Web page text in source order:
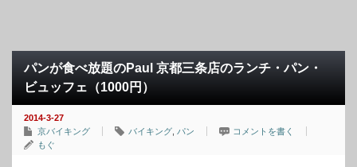
パンが食べ放題のPaul 京都三条店のランチ・パン・
ビュッフェ（1000円）
2014-3-27
京バイキング
バイキング パン
コメントを書く
もぐ